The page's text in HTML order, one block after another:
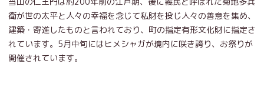
衛が世の太平と人々の幸福を念じて私財を投じ人々の善意を集め、
建築・寄進したものと言われており、町の指定有形文化財に指定さ
れています。5月中旬にはヒメシャガが境内に咲き誇り、お祭りが
開催されています。